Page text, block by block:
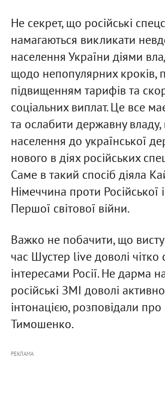
Не секрет, що російські
намагаються викликати
населення України діями
щодо непопулярних кроків,
підвищенням тарифів та
соціальних виплат. Це все
та ослабити державну владу,
населення до української
нового в діях російських
Саме в такий спосіб діяла
Німеччина проти Російської
Першої світової війни.
Важко не побачити, що
час Шустер live доволі чітко
інтересами Росії. Не дарма
російські ЗМІ доволі
інтонацією, розповідали про
Тимошенко.
РЕКЛАМА